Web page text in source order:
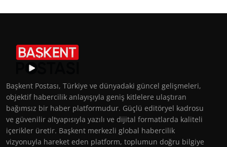
Başkent Postası, Türkiye ve dünyadaki güncel gelişmeleri,
objektif habercilik anlayışıyla geniş kitlelere ulaştıran
bağımsız bir haber platformudur. Güçlü editöryel kadrosu
ve güvenilir altyapısıyla yazılı ve dijital formatlarda kaliteli
içerikler üretir. Başkent merkezli global habercilik
vizyonuyla hareket eden platform, toplumun doğru bilgiye